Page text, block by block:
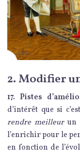
2. Modifier
17. Pistes
d’intérêt que si
rendre meilleurun
l’enrichir pour le
en fonction de